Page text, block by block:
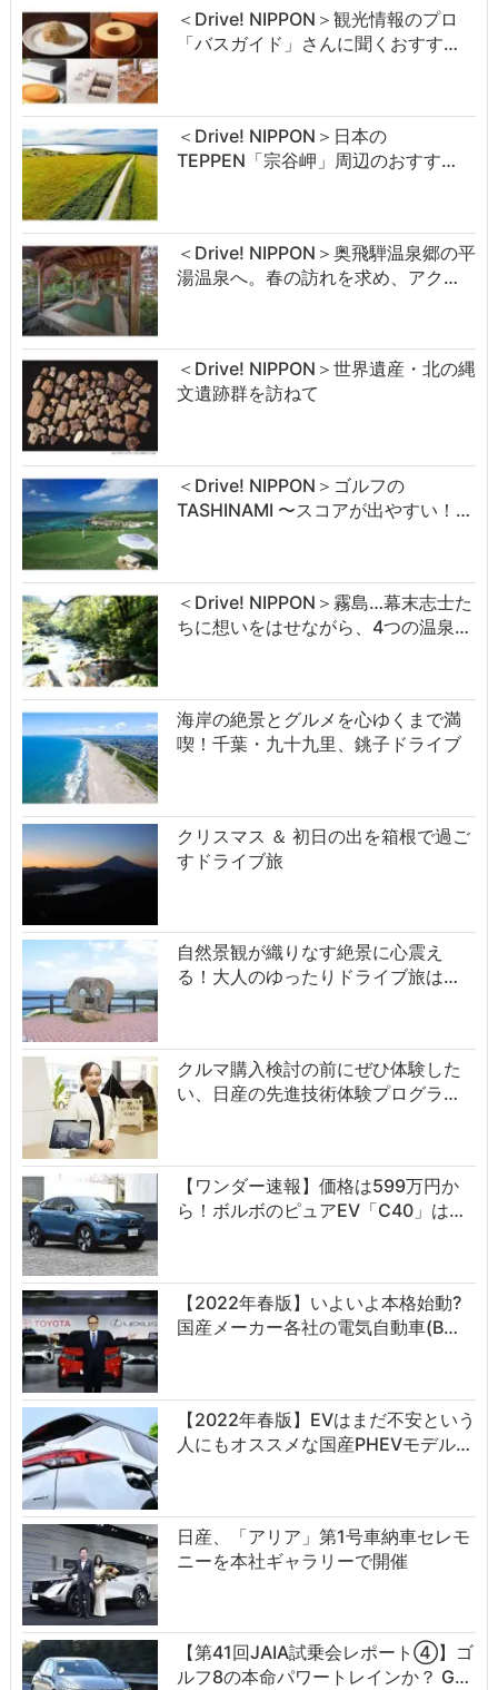
＜Drive! NIPPON＞観光情報のプロ
「バスガイド」さんに聞くおすす…
＜Drive! NIPPON＞日本の
TEPPEN「宗谷岬」周辺のおすす…
＜Drive! NIPPON＞奥飛騨温泉郷の平
湯温泉へ。春の訪れを求め、アク…
＜Drive! NIPPON＞世界遺産・北の縄
文遺跡群を訪ねて
＜Drive! NIPPON＞ゴルフの
TASHINAMI 〜スコアが出やすい！…
＜Drive! NIPPON＞霧島…幕末志士た
ちに想いをはせながら、4つの温泉…
海岸の絶景とグルメを心ゆくまで満
喫！千葉・九十九里、銚子ドライブ
クリスマス ＆ 初日の出を箱根で過ご
すドライブ旅
自然景観が織りなす絶景に心震え
る！大人のゆったりドライブ旅は…
クルマ購入検討の前にぜひ体験した
い、日産の先進技術体験プログラ…
【ワンダー速報】価格は599万円か
ら！ボルボのピュアEV「C40」は…
【2022年春版】いよいよ本格始動?
国産メーカー各社の電気自動車(B…
【2022年春版】EVはまだ不安という
人にもオススメな国産PHEVモデル…
日産、「アリア」第1号車納車セレモ
ニーを本社ギャラリーで開催
【第41回JAIA試乗会レポート④】ゴ
ルフ8の本命パワートレインか？ G…